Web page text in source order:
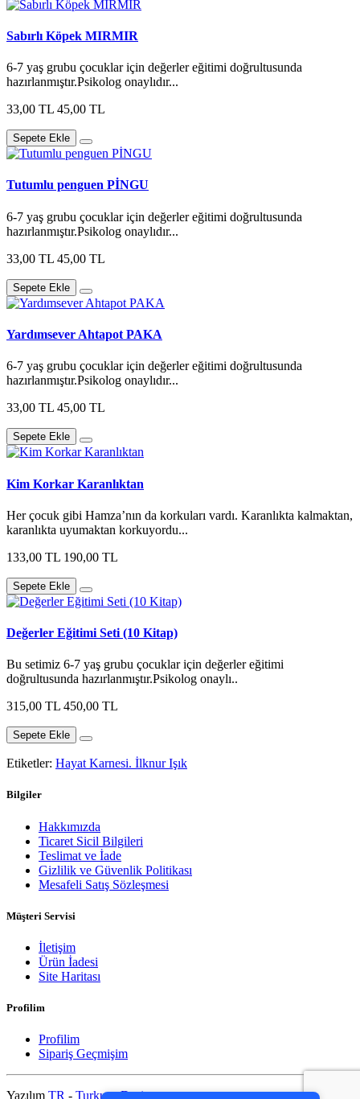
7/24 Canlı Destek
Sabırlı Köpek MIRMIR
6-7 yaş grubu çocuklar için değerler eğitimi doğrultusunda
hazırlanmıştır.Psikolog onaylıdır...
33,00 TL 45,00 TL
Sepete Ekle
Tutumlu penguen PİNGU
6-7 yaş grubu çocuklar için değerler eğitimi doğrultusunda
hazırlanmıştır.Psikolog onaylıdır...
33,00 TL 45,00 TL
Sepete Ekle
Yardımsever Ahtapot PAKA
6-7 yaş grubu çocuklar için değerler eğitimi doğrultusunda
hazırlanmıştır.Psikolog onaylıdır...
33,00 TL 45,00 TL
Sepete Ekle
Kim Korkar Karanlıktan
Her çocuk gibi Hamza’nın da korkuları vardı. Karanlıkta kalmaktan,
karanlıkta uyumaktan korkuyordu...
133,00 TL 190,00 TL
Sepete Ekle
Değerler Eğitimi Seti (10 Kitap)
Bu setimiz 6-7 yaş grubu çocuklar için değerler eğitimi
doğrultusunda hazırlanmıştır.Psikolog onaylı..
315,00 TL 450,00 TL
Sepete Ekle
Etiketler: Hayat Karnesi. İlknur Işık
Bilgiler
Hakkımızda
Ticaret Sicil Bilgileri
Teslimat ve İade
Gizlilik ve Güvenlik Politikası
Mesafeli Satış Sözleşmesi
Müşteri Servisi
İletişim
Ürün İadesi
Site Haritası
Profilim
Profilim
Sipariş Geçmişim
Yazılım TR - Turkuaz Design